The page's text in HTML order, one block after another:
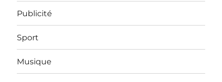
Publicité
Sport
Musique